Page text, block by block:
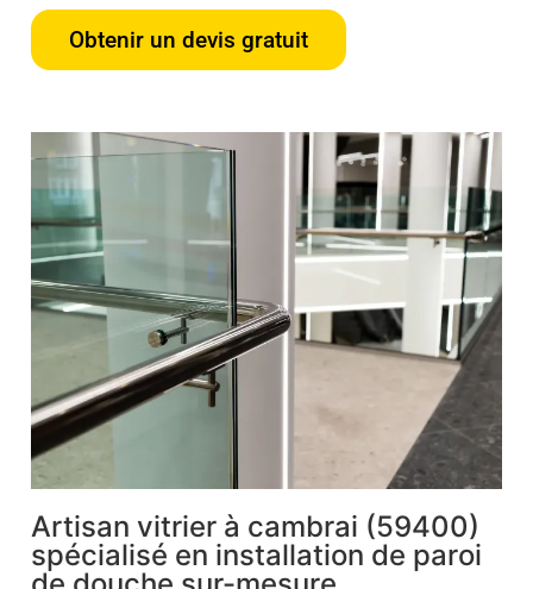
Obtenir un devis gratuit
Artisan vitrier à cambrai (59400)
spécialisé en installation de paroi